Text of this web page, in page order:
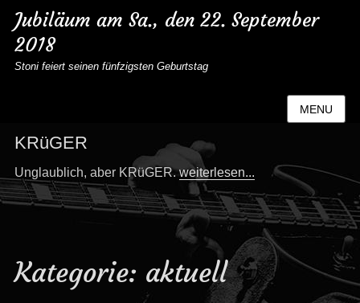
Jubiläum am Sa., den 22. September
2018
Stoni feiert seinen fünfzigsten Geburtstag
MENU
KRüGER
Categories
KRüGER
Posted
on
21.
September
Unglaublich, aber KRüGER.weiterlesen...
Kategorie: aktuell